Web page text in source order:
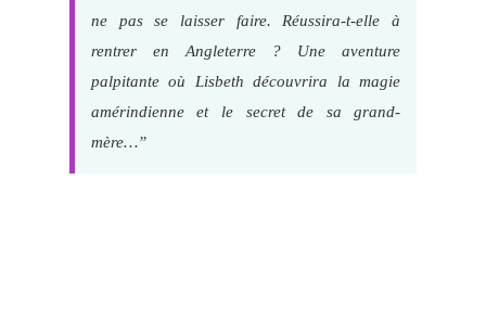
ne pas se laisser faire. Réussira-t-elle à
rentrer en Angleterre ? Une aventure
palpitante où Lisbeth découvrira la magie
amérindienne et le secret de sa grand-
mère…”